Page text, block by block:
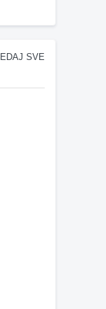
SVE